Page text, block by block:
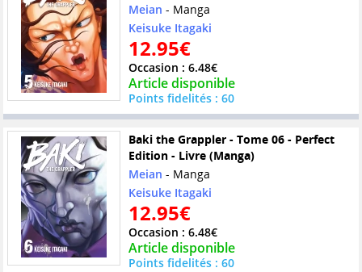
Meian - Manga
Keisuke Itagaki
12.95€
Occasion : 6.48€
Article disponible
Points fidelités : 60
Baki the Grappler - Tome 06 - Perfect
Edition - Livre (Manga)
Meian - Manga
Keisuke Itagaki
12.95€
Occasion : 6.48€
Article disponible
Points fidelités : 60